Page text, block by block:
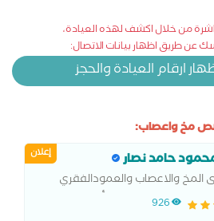
من خلال اكشف لهذه العيادة،
عن طريق اظهار بيانات الاتصال:
ارقام العيادة والحجز
مخ واعصاب:
إعلان حامد نصار
المخ والاعصاب والعمودالفقري
وعلاج الإدمان. أستاذ مساعد
926